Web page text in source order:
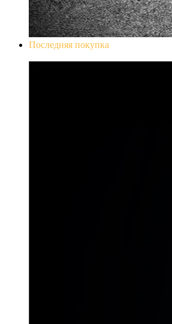
Последняя покупка